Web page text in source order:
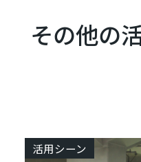
その他の
活用シーン